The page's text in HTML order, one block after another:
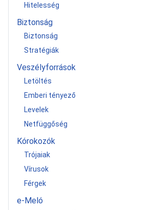
Hitelesség
Biztonság
Biztonság
Stratégiák
Veszélyforrások
Letöltés
Emberi tényező
Levelek
Netfüggőség
Kórokozók
Trójaiak
Vírusok
Férgek
e-Meló